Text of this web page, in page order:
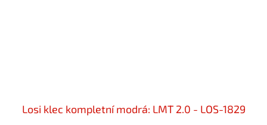
Losi klec kompletní modrá: LMT 2.0 - LOS-1829